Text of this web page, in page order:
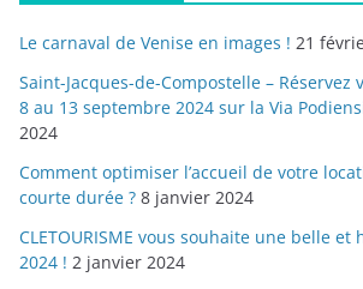
Le carnaval de Venise en images ! 21
Saint-Jacques-de-Compostelle –
8 au 13 septembre 2024 sur la Via
2024
Comment optimiser l’accueil de votre
courte durée ? 8 janvier 2024
CLETOURISME vous souhaite une belle et
2024 ! 2 janvier 2024